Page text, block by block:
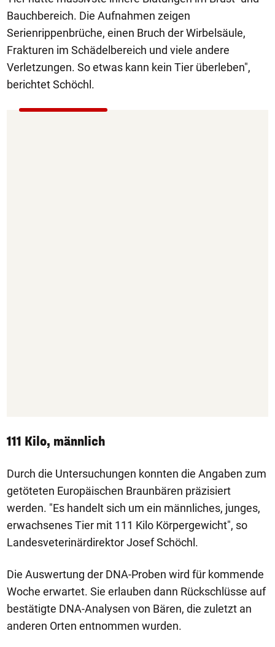
Bauchbereich. Die Aufnahmen zeigen
Serienrippenbrüche, einen Bruch der Wirbelsäule,
Frakturen im Schädelbereich und viele andere
Verletzungen. So etwas kann kein Tier überleben",
berichtet Schöchl.
111 Kilo, männlich
Durch die Untersuchungen konnten die Angaben zum
getöteten Europäischen Braunbären präzisiert
werden. "Es handelt sich um ein männliches, junges,
erwachsenes Tier mit 111 Kilo Körpergewicht", so
Landesveterinärdirektor Josef Schöchl.
Die Auswertung der DNA-Proben wird für kommende
Woche erwartet. Sie erlauben dann Rückschlüsse auf
bestätigte DNA-Analysen von Bären, die zuletzt an
anderen Orten entnommen wurden.